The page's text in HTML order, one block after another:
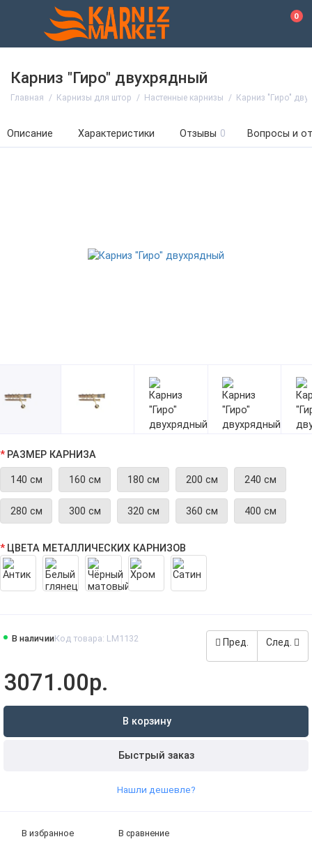
0
Карниз "Гиро" двухрядный
Главная Карнизы для штор Настенные карнизы Карниз "Гиро"
Описание Характеристики Отзывы 0 Вопросы и
Пред. След.
В наличииКод товара: LM1132
3071.00р.
В корзину
Быстрый заказ
Нашли дешевле?
В избранное В сравнение
РАЗМЕР КАРНИЗА
140 см 160 см 180 см 200 см 240 см
280 см 300 см 320 см 360 см 400 см
ЦВЕТА МЕТАЛЛИЧЕСКИХ КАРНИЗОВ